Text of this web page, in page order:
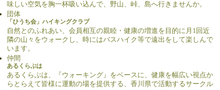
味しい空気を胸一杯吸い込んで、野山、峠、島へ行きませんか。
団体
「ひうち会」ハイキングクラブ
自然とのふれあい、会員相互の親睦・健康の増進を目的に月1回近
隣の山々をウォークし、時にはバスハイク等で遠出をして楽しんで
います。
仲間
あるくらぶは
あるくらぶは、『ウォーキング』をベースに、健康を幅広い視点か
らとらえて皆様に運動の場を提供する、香川県で活動するサークル